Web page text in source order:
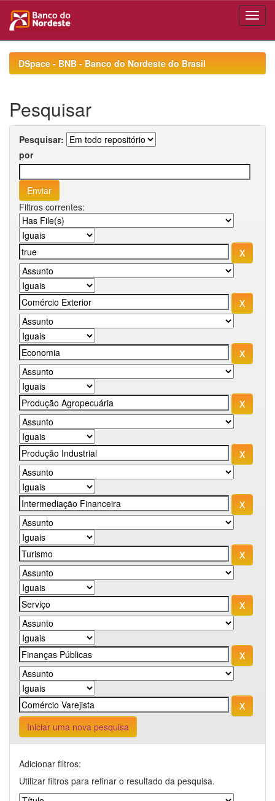
navigationDSpace - BNB - Banco do Nordeste do Brasil
Pesquisar
Pesquisar:
por
Filtros correntes:
Iniciar uma nova pesquisa
Adicionar filtros:
Utilizar filtros para refinar o resultado da pesquisa.